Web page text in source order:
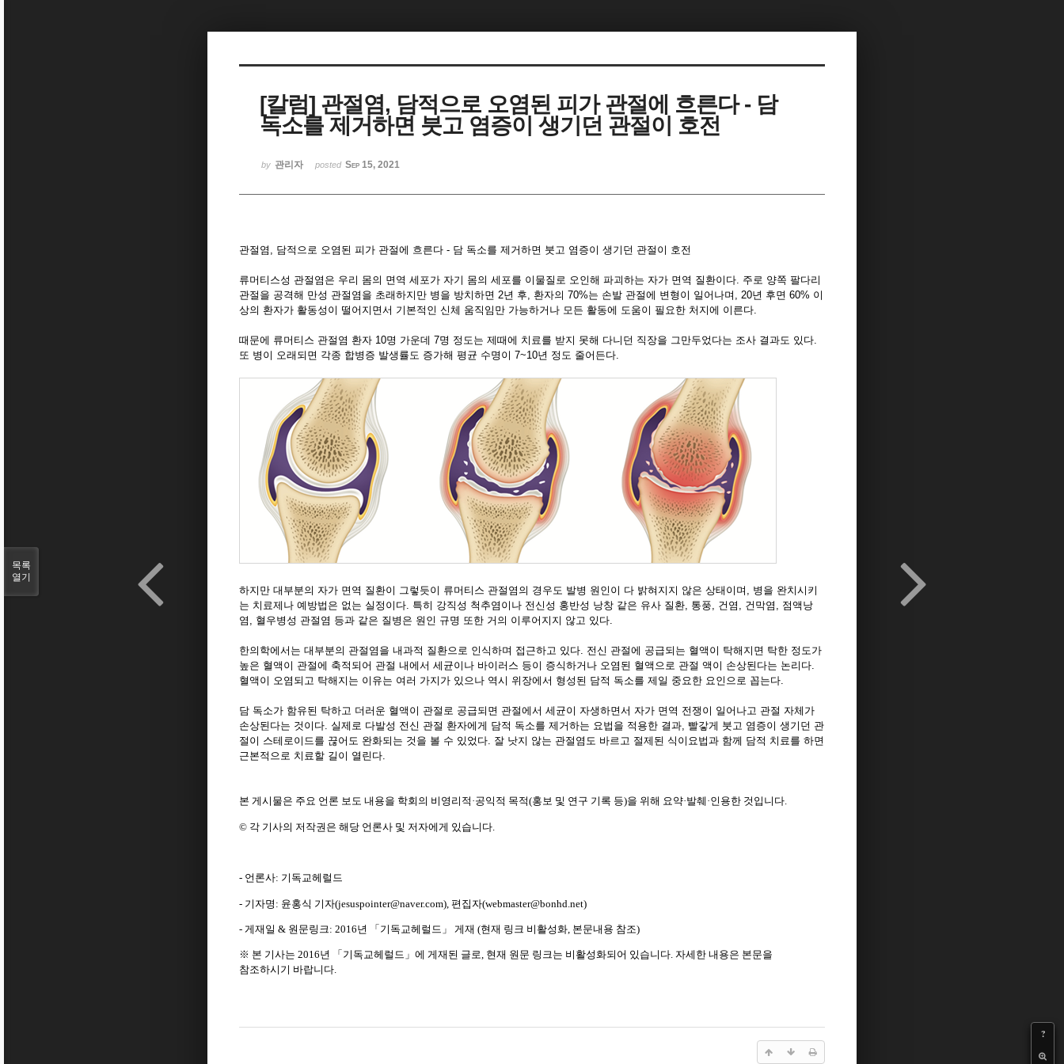
[칼럼] 관절염, 담적으로 오염된 피가 관절에 흐른다 - 담
독소를 제거하면 붓고 염증이 생기던 관절이 호전
by 관리자 posted Sep 15, 2021
?
관절염, 담적으로 오염된 피가 관절에 흐른다 - 담 독소를 제거하면 붓고 염증이 생기던 관절이 호전
류머티스성 관절염은 우리 몸의 면역 세포가 자기 몸의 세포를 이물질로 오인해 파괴하는 자가 면역 질환이다. 주로 양쪽 팔다리
관절을 공격해 만성 관절염을 초래하지만 병을 방치하면 2년 후, 환자의 70%는 손발 관절에 변형이 일어나며, 20년 후면 60% 이
상의 환자가 활동성이 떨어지면서 기본적인 신체 움직임만 가능하거나 모든 활동에 도움이 필요한 처지에 이른다.
때문에 류머티스 관절염 환자 10명 가운데 7명 정도는 제때에 치료를 받지 못해 다니던 직장을 그만두었다는 조사 결과도 있다.
또 병이 오래되면 각종 합병증 발생률도 증가해 평균 수명이 7~10년 정도 줄어든다.
하지만 대부분의 자가 면역 질환이 그렇듯이 류머티스 관절염의 경우도 발병 원인이 다 밝혀지지 않은 상태이며, 병을 완치시키
는 치료제나 예방법은 없는 실정이다. 특히 강직성 척추염이나 전신성 홍반성 낭창 같은 유사 질환, 통풍, 건염, 건막염, 점액낭
염, 혈우병성 관절염 등과 같은 질병은 원인 규명 또한 거의 이루어지지 않고 있다.
한의학에서는 대부분의 관절염을 내과적 질환으로 인식하며 접근하고 있다. 전신 관절에 공급되는 혈액이 탁해지면 탁한 정도가
높은 혈액이 관절에 축적되어 관절 내에서 세균이나 바이러스 등이 증식하거나 오염된 혈액으로 관절 액이 손상된다는 논리다.
혈액이 오염되고 탁해지는 이유는 여러 가지가 있으나 역시 위장에서 형성된 담적 독소를 제일 중요한 요인으로 꼽는다.
담 독소가 함유된 탁하고 더러운 혈액이 관절로 공급되면 관절에서 세균이 자생하면서 자가 면역 전쟁이 일어나고 관절 자체가
손상된다는 것이다. 실제로 다발성 전신 관절 환자에게 담적 독소를 제거하는 요법을 적용한 결과, 빨갛게 붓고 염증이 생기던 관
절이 스테로이드를 끊어도 완화되는 것을 볼 수 있었다. 잘 낫지 않는 관절염도 바르고 절제된 식이요법과 함께 담적 치료를 하면
근본적으로 치료할 길이 열린다.
본 게시물은 주요 언론 보도 내용을 학회의 비영리적 ·공익적 목적(홍보 및 연구 기록 등)을 위해 요약·발췌 ·인용한 것입니다.
© 각 기사의 저작권은 해당 언론사 및 저자에게 있습니다
- 언론사: 기독교헤럴드
- 기자명 : 윤홍식 기자(jesuspointer@naver.com), 편집자(webmaster@bonhd.net)
- 게재일 & 원문링크 : 2016년 「 기독교헤럴드 」 게재 (현재 링크 비활성화 본문내용 참조)
※ 본 기사는 2016년 「 기독교헤럴드 」 에 게재된 글로, 현재 원문 링크는 비활성화되어 있습니다. 자세한 내용은 본문을
참조하시기 바랍니다.
목록
열기
Sketchbook5, 스케치북5
Sketchbook5, 스케치북5